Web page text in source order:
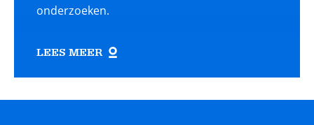
onderzoeken.
LEES MEER